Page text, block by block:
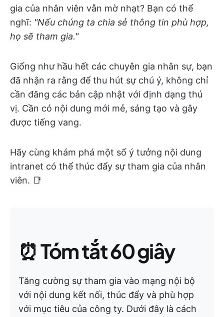
gia của nhân viên vẫn mờ nhạt? Bạn có thể
nghĩ: "Nếu chúng ta chia sẻ thông tin phù hợp,
họ sẽ tham gia."
Giống như hầu hết các chuyên gia nhân sự, bạn
đã nhận ra rằng để thu hút sự chú ý, không chỉ
cần đăng các bản cập nhật với định dạng thú
vị. Cần có nội dung mới mẻ, sáng tạo và gây
được tiếng vang.
Hãy cùng khám phá một số ý tưởng nội dung
intranet có thể thúc đẩy sự tham gia của nhân
viên. 📑
⏰Tóm tắt 60 giây
Tăng cường sự tham gia vào mạng nội bộ
với nội dung kết nối, thúc đẩy và phù hợp
với mục tiêu của công ty. Dưới đây là cách